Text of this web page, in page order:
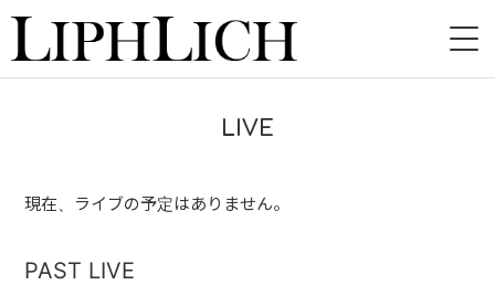
LIVE
LIVE
現在、ライブの予定はありません。
PAST LIVE